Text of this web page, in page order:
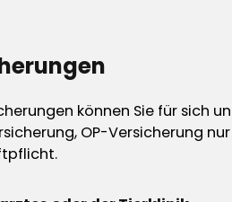
können Sie für sich
OP-Versicherung